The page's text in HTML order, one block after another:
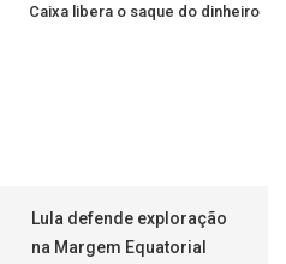
Caixa libera o saque do dinheiro
Lula defende exploração
na Margem Equatorial